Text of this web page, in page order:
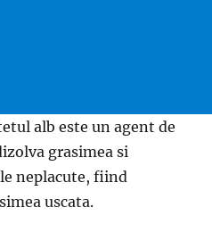
alb este un agent de
grasimea si
neplacute, fiind
uscata.